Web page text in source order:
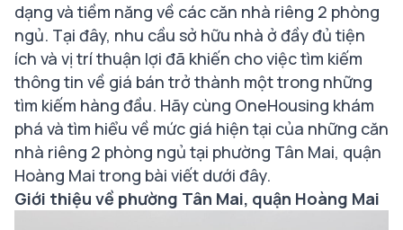
dạng và tiềm năng về các căn nhà riêng 2 phòng
ngủ. Tại đây, nhu cầu sở hữu nhà ở đầy đủ tiện
ích và vị trí thuận lợi đã khiến cho việc tìm kiếm
thông tin về giá bán trở thành một trong những
tìm kiếm hàng đầu. Hãy cùng OneHousing khám
phá và tìm hiểu về mức giá hiện tại của những căn
nhà riêng 2 phòng ngủ tại phường Tân Mai, quận
Hoàng Mai trong bài viết dưới đây.
Giới thiệu về phường Tân Mai, quận Hoàng Mai